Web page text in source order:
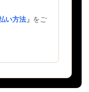
い方法 」 をご